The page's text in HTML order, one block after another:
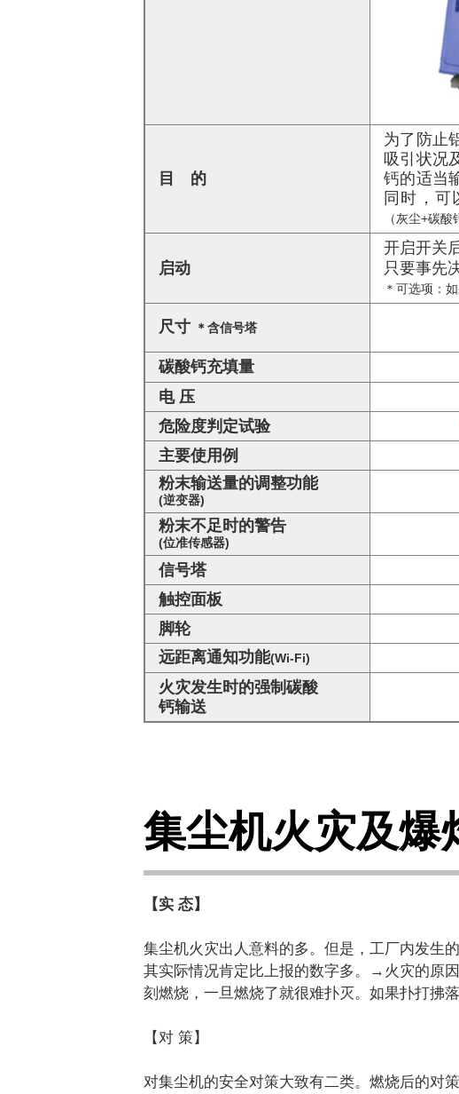
目 的
为了防止
吸引状况
钙的适当
同时，
（灰尘+碳酸
启动
开启开关
只要事先
＊可选项：
尺寸 ＊含信号塔
碳酸钙充填量
电 压
危险度判定试验
主要使用例
粉末输送量的调整功能
(逆变器)
粉末不足时的警告
(位准传感器)
信号塔
触控面板
脚轮
远距离通知功能(Wi-Fi)
火灾发生时的强制碳酸
钙输送
集尘机火灾及爆
【实 态】
集尘机火灾出人意料的多。但是，工厂内发生
其实际情况肯定比上报的数字多。→火灾的原
刻燃烧，一旦燃烧了就很难扑灭。如果扑打拂
【对 策】
对集尘机的安全对策大致有二类。燃烧后的对